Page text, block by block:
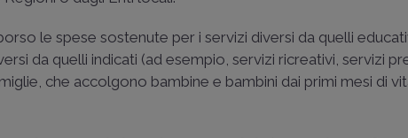
le spese sostenute per i servizi diversi da quelli
da quelli indicati (ad esempio, servizi ricreativi, servizi
che accolgono bambine e bambini dai primi mesi di